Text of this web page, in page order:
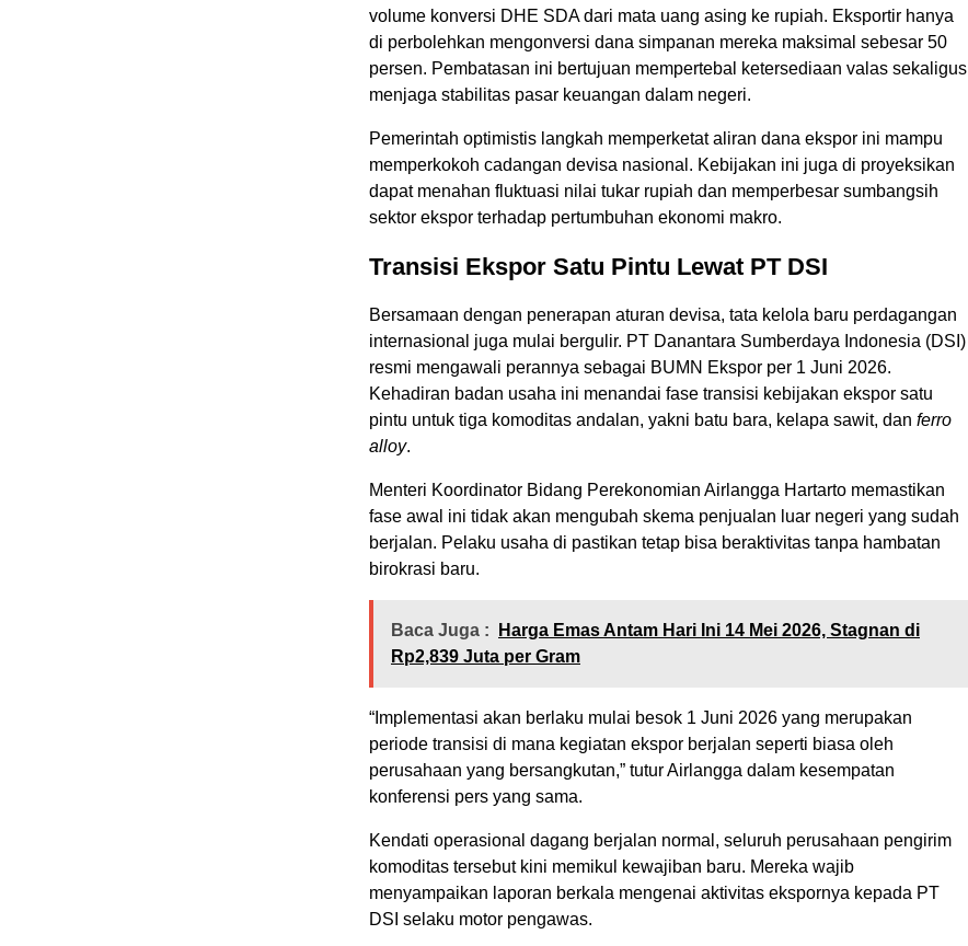
volume konversi DHE SDA dari mata uang asing ke rupiah. Eksportir hanya
di perbolehkan mengonversi dana simpanan mereka maksimal sebesar 50
persen. Pembatasan ini bertujuan mempertebal ketersediaan valas sekaligus
menjaga stabilitas pasar keuangan dalam negeri.
Pemerintah optimistis langkah memperketat aliran dana ekspor ini mampu
memperkokoh cadangan devisa nasional. Kebijakan ini juga di proyeksikan
dapat menahan fluktuasi nilai tukar rupiah dan memperbesar sumbangsih
sektor ekspor terhadap pertumbuhan ekonomi makro.
Transisi Ekspor Satu Pintu Lewat PT DSI
Bersamaan dengan penerapan aturan devisa, tata kelola baru perdagangan
internasional juga mulai bergulir. PT Danantara Sumberdaya Indonesia (DSI)
resmi mengawali perannya sebagai BUMN Ekspor per 1 Juni 2026.
Kehadiran badan usaha ini menandai fase transisi kebijakan ekspor satu
pintu untuk tiga komoditas andalan, yakni batu bara, kelapa sawit, dan ferro
alloy.
Menteri Koordinator Bidang Perekonomian Airlangga Hartarto memastikan
fase awal ini tidak akan mengubah skema penjualan luar negeri yang sudah
berjalan. Pelaku usaha di pastikan tetap bisa beraktivitas tanpa hambatan
birokrasi baru.
Baca Juga :
Harga Emas Antam Hari Ini 14 Mei 2026, Stagnan di
Rp2,839 Juta per Gram
“Implementasi akan berlaku mulai besok 1 Juni 2026 yang merupakan
periode transisi di mana kegiatan ekspor berjalan seperti biasa oleh
perusahaan yang bersangkutan,” tutur Airlangga dalam kesempatan
konferensi pers yang sama.
Kendati operasional dagang berjalan normal, seluruh perusahaan pengirim
komoditas tersebut kini memikul kewajiban baru. Mereka wajib
menyampaikan laporan berkala mengenai aktivitas ekspornya kepada PT
DSI selaku motor pengawas.